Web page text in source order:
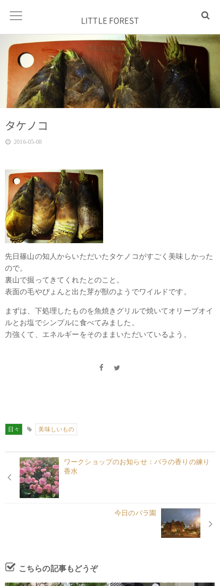
LITTLE FOREST
タケノコ
2016-05-08
先日篠山の知人からいただいたタケノコがすごく美味しかった
ので。
裏山で掘ってきてくれたとのこと。
表面の毛やぴょんと出た芽が獣のようでワイルドです。
まずは、下処理したものを魚焼きグリルで焼いてオリーブオイ
ルとお塩でシンプルに食べてみました。
力強くて、エネルギーをそのままいただいているよう。
日々 美味しいもの
ワークショップのお知らせ：バラの香りの練り
香水
今日のバラ園
こちらの記事もどうぞ